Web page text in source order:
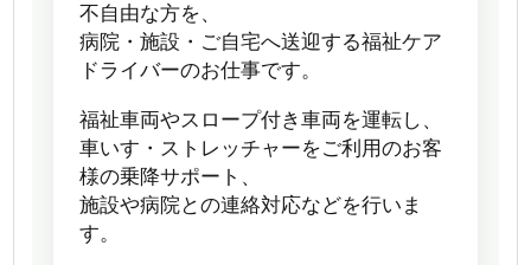
不自由な方を、
病院・施設・ご自宅へ送迎する福祉ケア
ドライバーのお仕事です。
福祉車両やスロープ付き車両を運転し、
車いす・ストレッチャーをご利用のお客
様の乗降サポート、
施設や病院との連絡対応などを行いま
す。